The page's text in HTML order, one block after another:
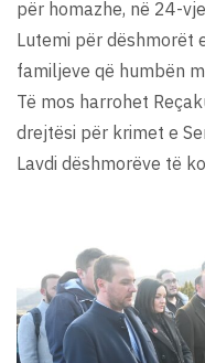
për homazhe, në 24-
Lutemi për dëshmorët
familjeve që humbën
Të mos harrohet
drejtësi për krimet e
Lavdi dëshmorëve të